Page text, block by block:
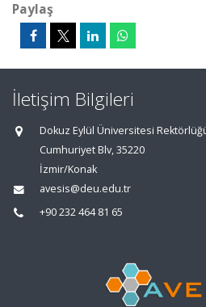
Paylaş
İletişim Bilgileri
Dokuz Eylül Üniversitesi
Cumhuriyet Blv, 35220
İzmir/Konak
avesis@deu.edu.tr
+90 232 464 81 65